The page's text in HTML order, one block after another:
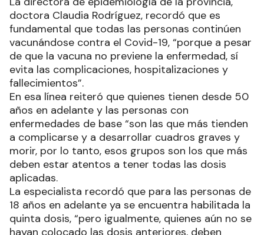
doctora Claudia Rodríguez, recordó que es
fundamental que todas las personas continúen
vacunándose contra el Covid-19, “porque a pesar
de que la vacuna no previene la enfermedad, sí
evita las complicaciones, hospitalizaciones y
fallecimientos”.
En esa línea reiteró que quienes tienen desde 50
años en adelante y las personas con
enfermedades de base “son las que más tienden
a complicarse y a desarrollar cuadros graves y
morir, por lo tanto, esos grupos son los que más
deben estar atentos a tener todas las dosis
aplicadas.
La especialista recordó que para las personas de
18 años en adelante ya se encuentra habilitada la
quinta dosis, “pero igualmente, quienes aún no se
hayan colocado las dosis anteriores, deben